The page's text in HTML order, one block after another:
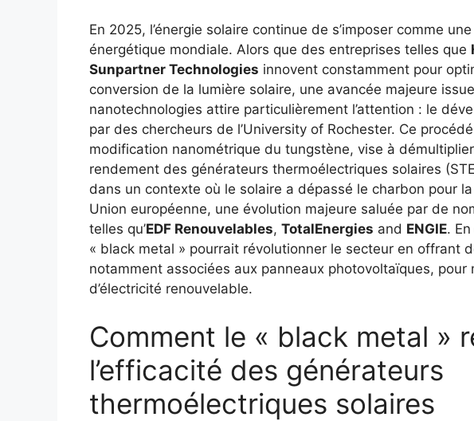
En 2025, l’énergie solaire continue de s’imposer comme
énergétique mondiale. Alors que des entreprises telles que
Sunpartner Technologies innovent constamment pour
conversion de la lumière solaire, une avancée majeure
nanotechnologies attire particulièrement l’attention : le
par des chercheurs de l’University of Rochester. Ce
modification nanométrique du tungstène, vise à
rendement des générateurs thermoélectriques solaires
dans un contexte où le solaire a dépassé le charbon pour
Union européenne, une évolution majeure saluée par de
telles qu’EDF Renouvelables, TotalEnergies and ENGIE.
« black metal » pourrait révolutionner le secteur en offrant
notamment associées aux panneaux photovoltaïques, pour
d’électricité renouvelable.
Comment le « black metal »
l’efficacité des générateurs
thermoélectriques solaires